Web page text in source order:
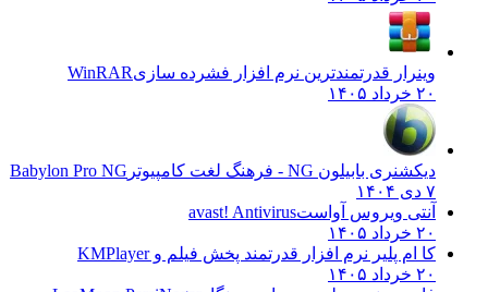
وینرار قدرتمندترین نرم افزار فشرده سازیWinRAR
۲۰ خرداد ۱۴۰۵
دیکشنری بابیلون NG - فرهنگ لغت کامپیوتر
Babylon Pro NG
۷ دی ۱۴۰۴
آنتی ویروس آواستavast! Antivirus
۲۰ خرداد ۱۴۰۵
کا ام پلیر نرم افزار قدرتمند پخش فیلم وKMPlayer
۲۰ خرداد ۱۴۰۵